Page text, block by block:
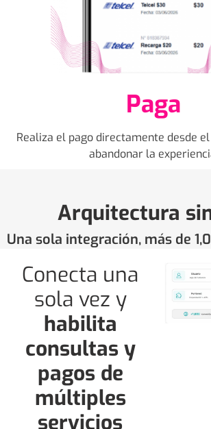
Paga
Realiza el pago directamente desde
abandonar la
Arquitectura
Una sola integración, más de
Conecta una
sola vez y
habilita
consultas y
pagos de
múltiples
servicios